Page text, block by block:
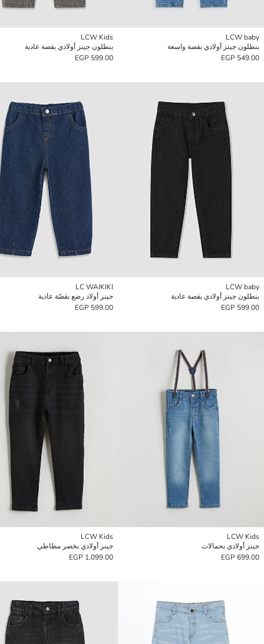
LCW baby
بنطلون جينز أولادي بقصة واسعة
549.00 EGP
LCW Kids
بنطلون جينز أولادي بقصة عادية
599.00 EGP
LCW baby
بنطلون جينز أولادي بقصة عادية
599.00 EGP
LC WAIKIKI
جينز أولاد رضع بقصّة عادية
599.00 EGP
LCW Kids
جينز أولادي بحمالات
699.00 EGP
LCW Kids
جينز أولادي بخصر مطاطي
1,099.00 EGP